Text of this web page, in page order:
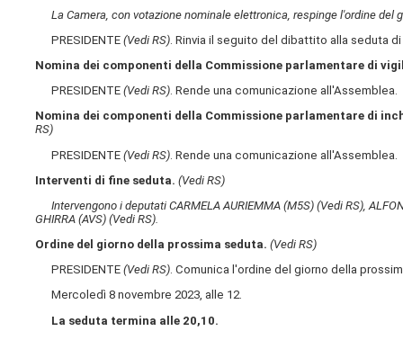
La Camera, con votazione nominale elettronica, respinge l'ordine del
PRESIDENTE(Vedi RS) . Rinvia il seguito del dibattito alla seduta
Nomina dei componenti della Commissione parlamentare di
PRESIDENTE(Vedi RS). Rende una comunicazione all'Assemblea.
Nomina dei componenti della Commissione parlamentare di
RS)
PRESIDENTE(Vedi RS) . Rende una comunicazione all'Assemblea.
Interventi di fine seduta. (Vedi RS)
Intervengono i deputati CARMELA AURIEMMA (M5S)(Vedi RS) ,
GHIRRA (AVS)(Vedi RS)
Ordine del giorno della prossima seduta. (Vedi RS)
PRESIDENTE(Vedi RS). Comunica l'ordine del giorno della
Mercoledì 8 novembre 2023, alle 12.
La seduta termina alle 20,10.